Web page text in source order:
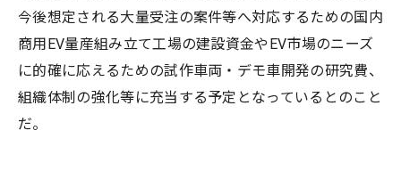
今後想定される大量受注の案件等へ対応するための国内
商用EV量産組み立て工場の建設資金やEV市場のニーズ
に的確に応えるための試作車両・デモ車開発の研究費、
組織体制の強化等に充当する予定となっているとのこと
だ。